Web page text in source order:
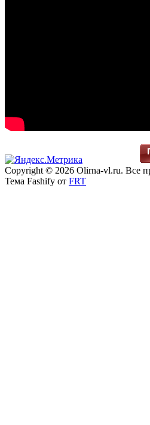
Copyright © 2026 Olirna-vl.ru. Все
Тема Fashify от FRT